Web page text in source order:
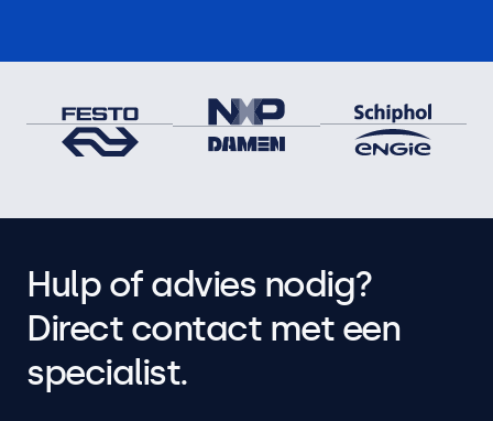
Hulp of advies nodig?
Direct contact met een
specialist.